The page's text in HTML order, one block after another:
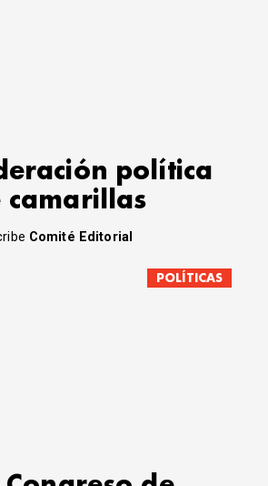
política
camarillas
Comité Editorial
POLÍTICAS